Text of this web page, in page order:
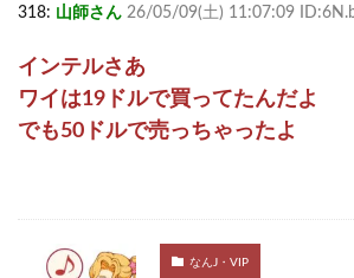
318: 山師さん 26/05/09(土) 11:07:09
インテルさあ
ワイは19ドルで買ってたんだよ
でも50ドルで売っちゃったよ
なんJ・VIP